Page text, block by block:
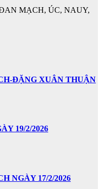
MẠCH, ÚC, NAUY,
ĐẶNG XUÂN THUẬN
19/2/2026
NGÀY 17/2/2026